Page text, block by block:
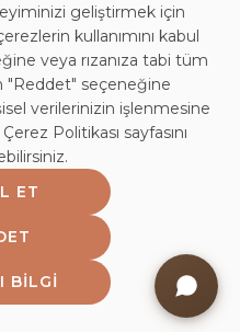
Beyanı
Beyanı
İmha Politikası
Hizmetleri
Yazısı
geliştirmek için
kullanımını kabul
veya rızanıza tabi tüm
"Reddet" seçeneğine
verilerinizin işlenmesine
Politikası sayfasını
ET
BILGI